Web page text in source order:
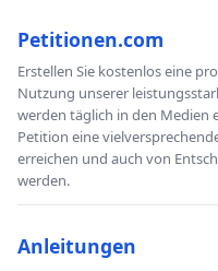
Petitionen.com
Erstellen Sie kostenlos eine
Nutzung unserer
werden täglich in den Medien
Petition eine
erreichen und auch von
werden.
Anleitungen